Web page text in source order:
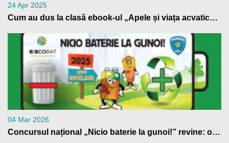
24 Apr 2025
Cum au dus la clasă ebook-ul „Apele și viața acvatică” profesorii din Patrula de Reciclare
04 Mar 2026
Concursul național „Nicio baterie la gunoi!” revine: o nouă ediție cu premii pentru școlile din România care contribuie la reciclarea bateriilor